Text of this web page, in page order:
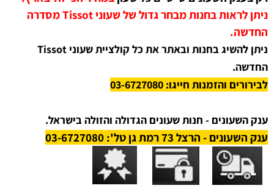
ניתן לראות בחנות מבחר גדול של שעוני Tissot מסדרה
החדשה.
ניתן להשיג בחנות ובאתר את כל קולציית שעוני Tissot
החדשה.
לבירורים והזמנות חייגו: 03-6727080
ענק השעונים - חנות שעונים הגדולה והזולה בישראל.
ענק השעונים - הרצל 73 רמת גן טל': 03-6727080